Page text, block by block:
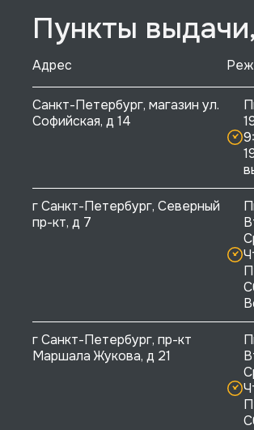
Пункты
Адрес
Санкт-Петербург, магазин ул.
Софийская, д 14
г Санкт-Петербург, Северный
пр-кт, д 7
г Санкт-Петербург, пр-кт
Маршала Жукова, д 21